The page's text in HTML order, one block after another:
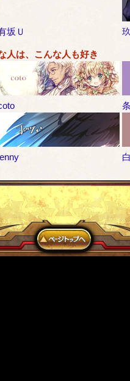
坂Ｕ
人は、こんな人も好き